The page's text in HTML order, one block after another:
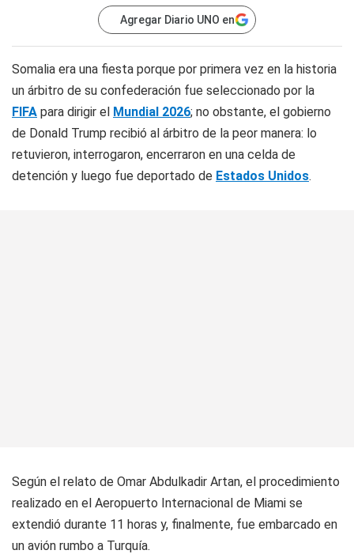
Agregar Diario UNO en
Somalia era una fiesta porque por primera vez en la historia
un árbitro de su confederación fue seleccionado por la
FIFA para dirigir el Mundial 2026; no obstante, el gobierno
de Donald Trump recibió al árbitro de la peor manera: lo
retuvieron, interrogaron, encerraron en una celda de
detención y luego fue deportado de Estados Unidos.
Según el relato de Omar Abdulkadir Artan, el procedimiento
realizado en el Aeropuerto Internacional de Miami se
extendió durante 11 horas y, finalmente, fue embarcado en
un avión rumbo a Turquía.